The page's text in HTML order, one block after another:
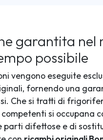
garantita nel
possibile
vengono eseguite
fornendo una
Che si tratti di
si occupana
parti difettose e di